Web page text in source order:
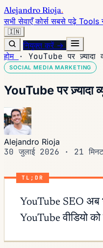
Alejandro Rioja.
सभी सेवाएँकोर्ससबसे पढ़े Tools
🇮🇳
नियुक्त करें →
होम · YouTube पर
SOCIAL MEDIA MARKETING
YouTube पर ज़्यादा
Alejandro Rioja
30 जुलाई 2026 · 21
TL;DR
YouTube SEO अब
YouTube वीडियो